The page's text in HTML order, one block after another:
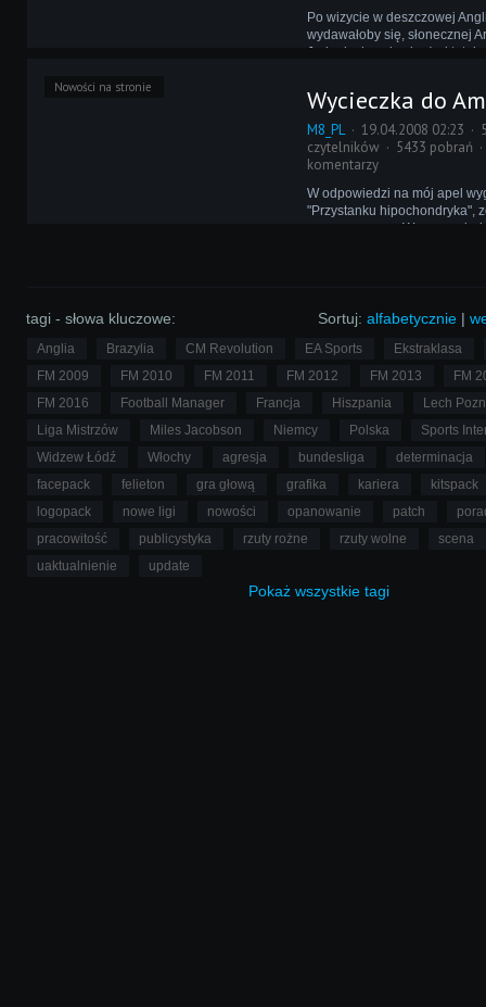
Po wizycie w deszczowej
wydawałoby się, słonecznej
Jednak okazuje się, że i tutaj
spadł śnieg...
Nowości na stronie Wycieczka do
M8_PL 19.04.2008 02:23
czytelników
5433 pobrań
komentarzy
W odpowiedzi na mój apel
"Przystanku hipochondryka",
zasypany przez Was
Sortuj: alfabetycznie |
tagi - słowa kluczowe:
Anglia Brazylia CM Revolution EA Sports
Ekstraklasa
FM 2009
FM 2010 FM 2011 FM 2012 FM 2013
FM
FM 2016
Football Manager Francja Hiszpania
Lech
Liga Mistrzów
Miles Jacobson Niemcy Polska
Sports
Widzew Łódź
Włochy agresja bundesliga
determinacja
facepack
felieton gra głową grafika kariera
kitspack
logopack
nowe ligi nowości opanowanie patch
pracowitość
publicystyka rzuty rożne rzuty wolne
scena
uaktualnienie
update
Pokaż wszystkie tagi